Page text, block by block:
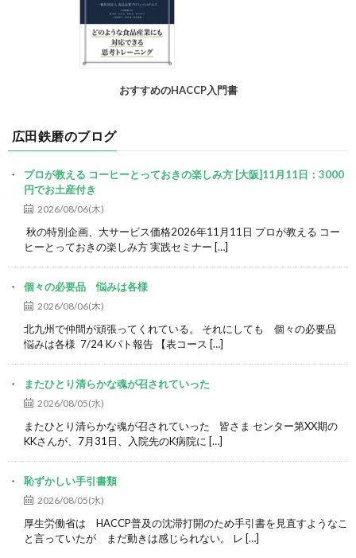
おすすめのHACCP入門書
広田鉄磨のブログ
プロが教える コーヒーとっておきの楽しみ方 [大阪]11月11日：3000
円でお土産付き
2026/08/06(木)
秋の特別企画、大サービス価格2026年11月11日 プロが教える コー
ヒーとっておきの楽しみ方 実践セミナー […]
個々の必要品 悩みは各様
2026/08/06(木)
北九州で仲間が頑張ってくれている。 それにしても 個々の必要品
悩みは各様 7/24 Kパト報告 【表コース […]
またひとり清らかな魂が召されていった
2026/08/05(水)
またひとり清らかな魂が召されていった 皆さま センター第XX期の
KKさんが、7月31日、入院先のK病院に […]
恥ずかしい手引書類
2026/08/05(水)
厚生労働省は HACCP普及の沈滞打開のため手引書を見直すようなこ
と言っていたが まだ動きは感じられない。 レ […]